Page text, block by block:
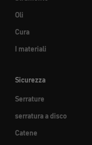
Oli
Cura
I materiali
Sicurezza
Serrature
serratura a disco
Catene